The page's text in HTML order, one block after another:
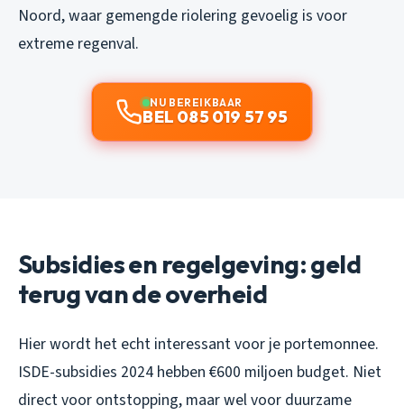
Noord, waar gemengde riolering gevoelig is voor
extreme regenval.
NU BEREIKBAAR
BEL 085 019 57 95
Subsidies en regelgeving: geld
terug van de overheid
Hier wordt het echt interessant voor je portemonnee.
ISDE-subsidies 2024 hebben €600 miljoen budget. Niet
direct voor ontstopping, maar wel voor duurzame